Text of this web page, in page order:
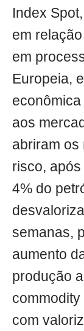
Index
em
em
Europeia,
aos
abriram os
risco,
4% do
semanas,
aumento
produção
com